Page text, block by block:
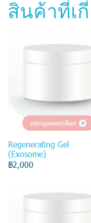
สินค้าที่เ
Regenerating Gel
(Exosome)
฿2,000